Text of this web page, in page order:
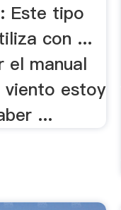
Este tipo
con ...
el manual
viento estoy
...